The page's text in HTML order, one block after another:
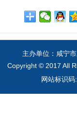
主办单位：咸宁
Copyright © 2017 All
网站标识